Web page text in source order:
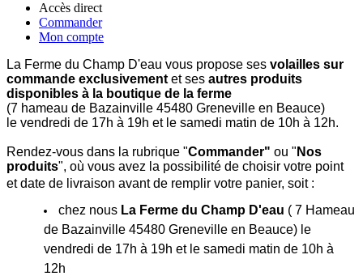
Accès direct
Commander
Mon compte
La Ferme du Champ D'eau vous propose ses volailles sur
commande exclusivement et ses autres produits
disponibles à la boutique de la ferme
(7 hameau de Bazainville 45480 Greneville en Beauce)
le vendredi de 17h à 19h et le samedi matin de 10h à 12h.
Rendez-vous dans la rubrique "Commander" ou " Nos
produits", où vous avez la possibilité de choisir votre point
et date de livraison avant de remplir votre panier, soit :
chez nous La Ferme du Champ D'eau ( 7 Hameau
de Bazainville 45480 Greneville en Beauce) le
vendredi de 17h à 19h et le samedi matin de 10h à
12h